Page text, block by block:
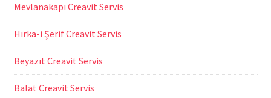
Mevlanakapı Creavit Servis
Hırka-i Şerif Creavit Servis
Beyazıt Creavit Servis
Balat Creavit Servis